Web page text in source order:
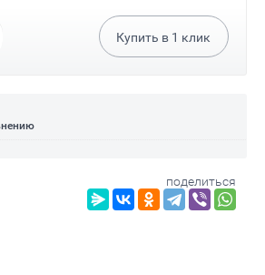
Купить в 1 клик
поделиться